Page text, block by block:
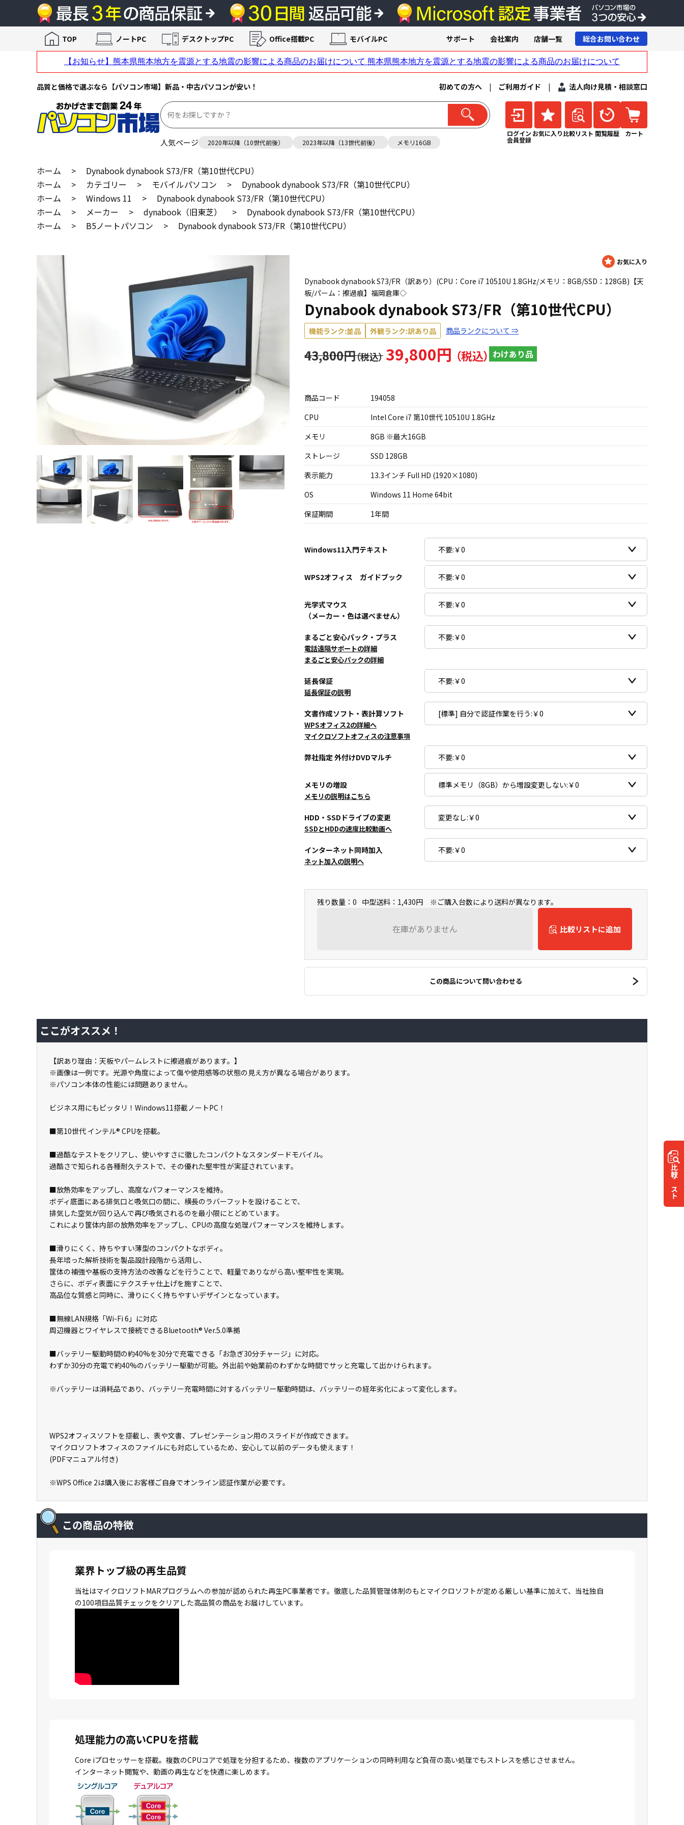
品質と価格で選ぶなら【パソコン市場】新品・中古パソコンが安い！ 初めての方へ | ご利用ガイド | 法人向け見積・相談窓口
人気ページ 2020年以降（10世代前後） 2023年以降（13世代前後） メモリ16GB
ログイン
会員登録
お気に入り 比較リスト 閲覧履歴 カート
TOP ノートPC デスクトップPC Office搭載PC モバイルPC サポート 会社案内 店舗一覧 総合お問い合わせ
ホーム >
Dynabook dynabook S73/FR（第10世代CPU）
ホーム
> カテゴリー > モバイルパソコン >
Dynabook dynabook S73/FR（第10世代CPU）
ホーム
> Windows 11 >
Dynabook dynabook S73/FR（第10世代CPU）
ホーム
> メーカー > dynabook（旧東芝） >
Dynabook dynabook S73/FR（第10世代CPU）
ホーム
> B5ノートパソコン > Dynabook dynabook S73/FR（第10世代CPU）
Dynabook dynabook S73/FR（訳あり）(CPU：Core i7 10510U 1.8GHz/メモリ：8GB/SSD：128GB)【天
板/パーム：擦過痕】福岡倉庫◇
Dynabook dynabook S73/FR（第10世代CPU）
機能ランク:並品 外観ランク:訳あり品 商品ランクについて ⇒
39,800円 わけあり品
43,800円
商品コード
194058
CPU
Intel Core i7 第10世代 10510U 1.8GHz
メモリ
8GB ※最大16GB
ストレージ
SSD 128GB
表示能力
13.3インチ Full HD (1920×1080)
OS
Windows 11 Home 64bit
保証期間
1年間
Windows11入門テキスト
WPS2オフィス ガイドブック
光学式マウス
（メーカー・色は選べません）
まるごと安心パック・プラス
電話遠隔サポートの詳細
まるごと安心パックの詳細
延長保証
延長保証の説明
文書作成ソフト・表計算ソフト
WPSオフィス2の詳細へ
マイクロソフトオフィスの注意事項
弊社指定 外付けDVDマルチ
メモリの増設
メモリの説明はこちら
HDD・SSDドライブの変更
SSDとHDDの速度比較動画へ
インターネット同時加入
ネット加入の説明へ
残り数量：0 中型送料：1,430円 ※ご購入台数により送料が異なります。
在庫がありません 比較リストに追加
この商品について問い合わせる
比較
リスト
ここがオススメ！
【訳あり理由：天板やパームレストに擦過痕があります。】
※画像は一例です。光源や角度によって傷や使用感等の状態の見え方が異なる場合があります。
※パソコン本体の性能には問題ありません。
ビジネス用にもピッタリ！Windows11搭載ノートPC！
■第10世代 インテル® CPUを搭載。
■過酷なテストをクリアし、使いやすさに徹したコンパクトなスタンダードモバイル。
過酷さで知られる各種耐久テストで、その優れた堅牢性が実証されています。
■放熱効率をアップし、高度なパフォーマンスを維持。
ボディ底面にある排気口と吸気口の間に、横長のラバーフットを設けることで、
排気した空気が回り込んで再び吸気されるのを最小限にとどめています。
これにより筐体内部の放熱効率をアップし、CPUの高度な処理パフォーマンスを維持します。
■滑りにくく、持ちやすい薄型のコンパクトなボディ。
長年培った解析技術を製品設計段階から活用し、
筐体の補強や基板の支持方法の改善などを行うことで、軽量でありながら高い堅牢性を実現。
さらに、ボディ表面にテクスチャ仕上げを施すことで、
高品位な質感と同時に、滑りにくく持ちやすいデザインとなっています。
■無線LAN規格「Wi-Fi 6」に対応
周辺機器とワイヤレスで接続できるBluetooth® Ver.5.0準拠
■バッテリー駆動時間の約40%を30分で充電できる「お急ぎ30分チャージ」に対応。
わずか30分の充電で約40%のバッテリー駆動が可能。外出前や始業前のわずかな時間でサッと充電して出かけられます。
※バッテリーは消耗品であり、バッテリー充電時間に対するバッテリー駆動時間は、バッテリーの経年劣化によって変化します。
WPS2オフィスソフトを搭載し、表や文書、プレゼンテーション用のスライドが作成できます。
マイクロソフトオフィスのファイルにも対応しているため、安心して以前のデータも使えます！
(PDFマニュアル付き)
※WPS Office 2は購入後にお客様ご自身でオンライン認証作業が必要です。
この商品の特徴
業界トップ級の再生品質
当社はマイクロソフトMARプログラムへの参加が認められた再生PC事業者です。徹底した品質管理体制のもとマイクロソフトが定める厳しい基準に加えて、当社独自
の100項目品質チェックをクリアした高品質の商品をお届けしています。
処理能力の高いCPUを搭載
Core iプロセッサーを搭載。複数のCPUコアで処理を分担するため、複数のアプリケーションの同時利用など負荷の高い処理でもストレスを感じさせません。
インターネット閲覧や、動画の再生などを快適に楽しめます。